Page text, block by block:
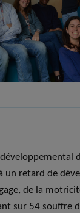
un retard de
de la
sur 54 souffre